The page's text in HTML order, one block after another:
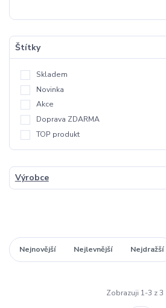
Štítky
Skladem
Novinka
Akce
Doprava ZDARMA
TOP produkt
Výrobce
Nejnovější Nejlevnější Nejdražší
Zobrazuji 1-3 z 3